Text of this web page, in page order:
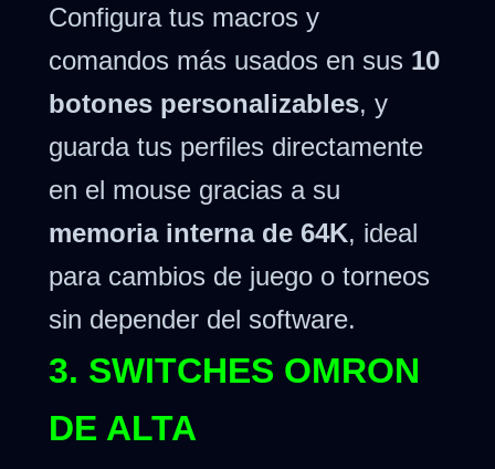
Configura tus macros y
comandos más usados en sus 10
botones personalizables, y
guarda tus perfiles directamente
en el mouse gracias a su
memoria interna de 64K, ideal
para cambios de juego o torneos
sin depender del software.
3. SWITCHES OMRON
DE ALTA